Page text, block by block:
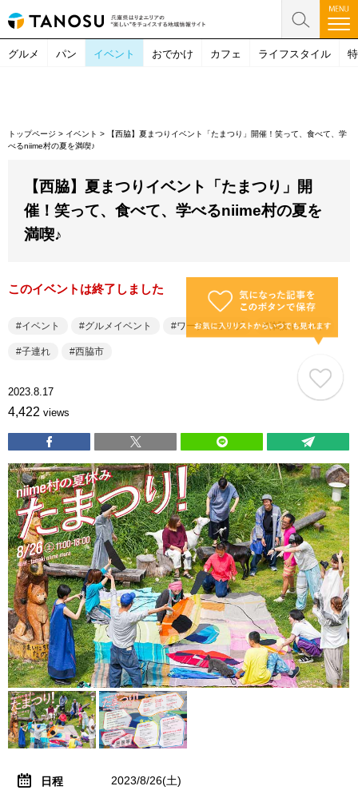
グルメ パン イベント おでかけ カフェ ライフスタイル
トップページ > イベント >
【西脇】夏まつりイベント「たまつり」開催！笑って、食べて、学
べるniime村の夏を満喫♪
【西脇】夏まつりイベント「たまつり」開
催！笑って、食べて、学べるniime村の夏を
満喫♪
このイベントは終了しました
イベント グルメイベント ワークショップ 体験イベント
子連れ 西脇市
2023.8.17
4,422 views
日程
2023/8/26(土)